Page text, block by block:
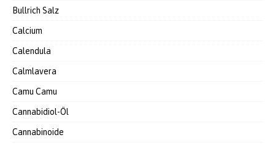
Bullrich Salz
Calcium
Calendula
Calmlavera
Camu Camu
Cannabidiol-Öl
Cannabinoide